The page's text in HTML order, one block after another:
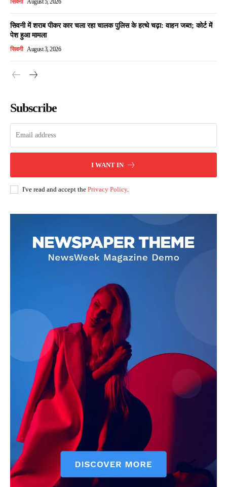
सिवनी August 5, 2026
सिवनी में शराब पीकर कार चला रहा चालक पुलिस के हत्थे चढ़ा: वाहन जब्त; कोर्ट में
पेश हुआ मामला
सिवनी August 3, 2026
Subscribe
I WANT IN
I've read and accept the Privacy Policy.